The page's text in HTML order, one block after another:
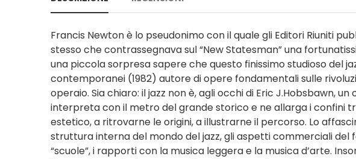
Francis Newton è lo pseudonimo con il quale gli Editori Riuniti
stesso che contrassegnava sul “New Statesman” una
una piccola sorpresa sapere che questo finissimo studioso del
contemporanei (1982) autore di opere fondamentali sulle
operaio. Sia chiaro: il jazz non è, agli occhi di Eric J.Hobsbawn,
interpreta con il metro del grande storico e ne allarga i confini
estetico, a ritrovarne le origini, a illustrarne il percorso. Lo
struttura interna del mondo del jazz, gli aspetti commerciali del
“scuole”, i rapporti con la musica leggera e la musica d’arte.